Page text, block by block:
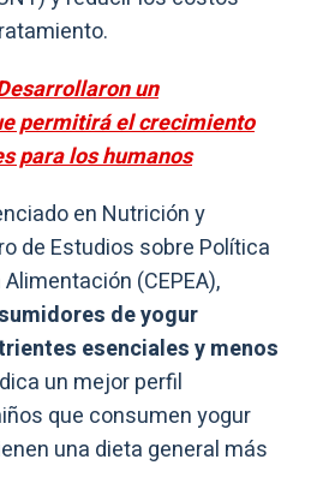
un
permitirá el crecimiento
para los humanos
en Nutrición y
de Estudios sobre Política
(CEPEA),
de yogur
esenciales y menos
un mejor perfil
que consumen yogur
una dieta general más